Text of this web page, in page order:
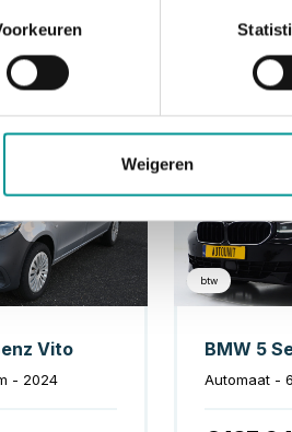
Weigeren
Diesel
Vito
- 2024
btw
Automaat -